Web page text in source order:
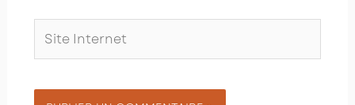
Internet